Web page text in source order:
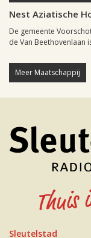
Nest Aziatische
De gemeente
de Van Beethovenlaan
Meer Maatschappij
Sleutelstad